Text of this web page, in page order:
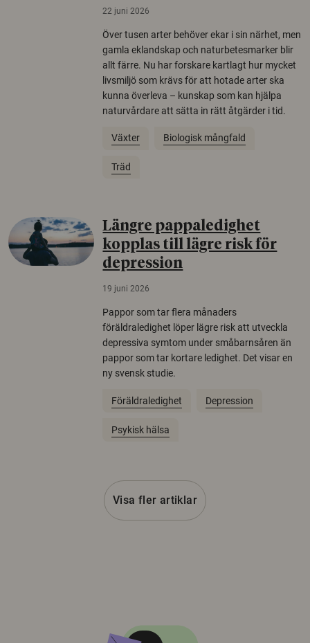
22 juni 2026
Över tusen arter behöver ekar i sin närhet, men
gamla eklandskap och naturbetesmarker blir
allt färre. Nu har forskare kartlagt hur mycket
livsmiljö som krävs för att hotade arter ska
kunna överleva – kunskap som kan hjälpa
naturvårdare att sätta in rätt åtgärder i tid.
Växter Biologisk mångfald
Träd
Längre pappaledighet
kopplas till lägre risk för
depression
19 juni 2026
Pappor som tar flera månaders
föräldraledighet löper lägre risk att utveckla
depressiva symtom under småbarnsåren än
pappor som tar kortare ledighet. Det visar en
ny svensk studie.
Föräldraledighet Depression
Psykisk hälsa
Visa fler artiklar